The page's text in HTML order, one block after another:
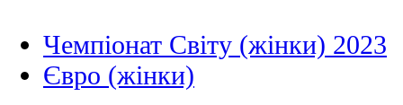
Чемпіонат Світу (жінки) 2023
Євро (жінки)